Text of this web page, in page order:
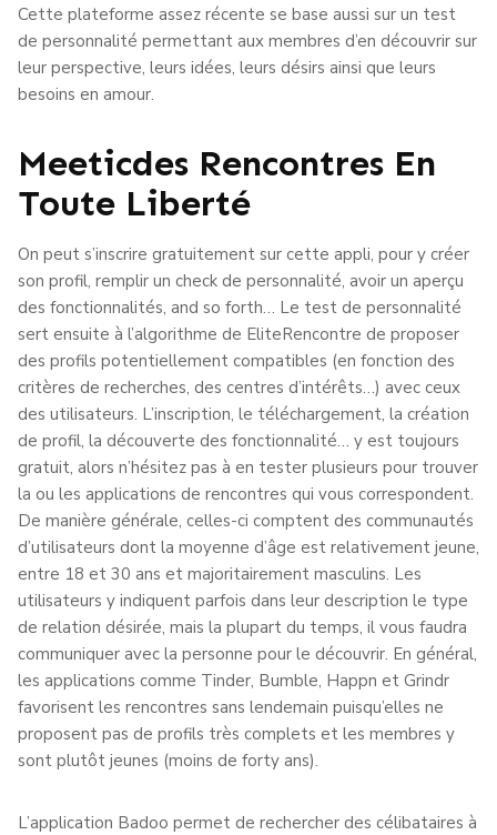
Cette plateforme assez récente se base aussi sur un test
de personnalité permettant aux membres d’en découvrir sur
leur perspective, leurs idées, leurs désirs ainsi que leurs
besoins en amour.
Meeticdes Rencontres En
Toute Liberté
On peut s’inscrire gratuitement sur cette appli, pour y créer
son profil, remplir un check de personnalité, avoir un aperçu
des fonctionnalités, and so forth… Le test de personnalité
sert ensuite à l’algorithme de EliteRencontre de proposer
des profils potentiellement compatibles (en fonction des
critères de recherches, des centres d’intérêts…) avec ceux
des utilisateurs. L’inscription, le téléchargement, la création
de profil, la découverte des fonctionnalité… y est toujours
gratuit, alors n’hésitez pas à en tester plusieurs pour trouver
la ou les applications de rencontres qui vous correspondent.
De manière générale, celles-ci comptent des communautés
d’utilisateurs dont la moyenne d’âge est relativement jeune,
entre 18 et 30 ans et majoritairement masculins. Les
utilisateurs y indiquent parfois dans leur description le type
de relation désirée, mais la plupart du temps, il vous faudra
communiquer avec la personne pour le découvrir. En général,
les applications comme Tinder, Bumble, Happn et Grindr
favorisent les rencontres sans lendemain puisqu’elles ne
proposent pas de profils très complets et les membres y
sont plutôt jeunes (moins de forty ans).
L’application Badoo permet de rechercher des célibataires à